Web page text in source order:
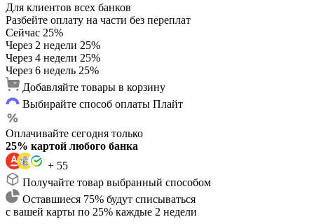
Для клиентов всех банков
Разбейте оплату на части без переплат
Сейчас 25%
Через 2 недели 25%
Через 4 недели 25%
Через 6 недель 25%
Добавляйте товары в корзину
Выбирайте способ оплаты Плайт
Оплачивайте сегодня только
25% картой любого банка
+ 55
Получайте товар выбранный способом
Оставшиеся 75% будут списываться
с вашей карты по 25% каждые 2 недели